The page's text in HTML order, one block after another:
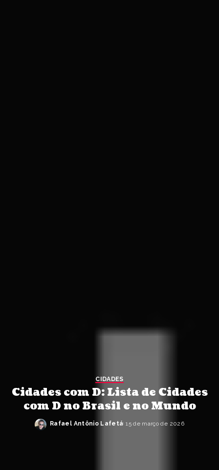
CIDADES
Cidades com D: Lista de Cidades
com D no Brasil e no Mundo
Posted
Rafael Antônio Lafetá 15 de março de 2026